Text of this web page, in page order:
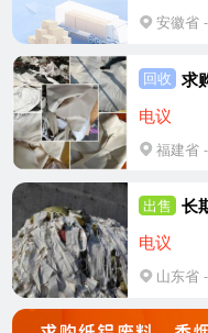
安徽省
回收
电议
福建省
出售 长
电议
山东省